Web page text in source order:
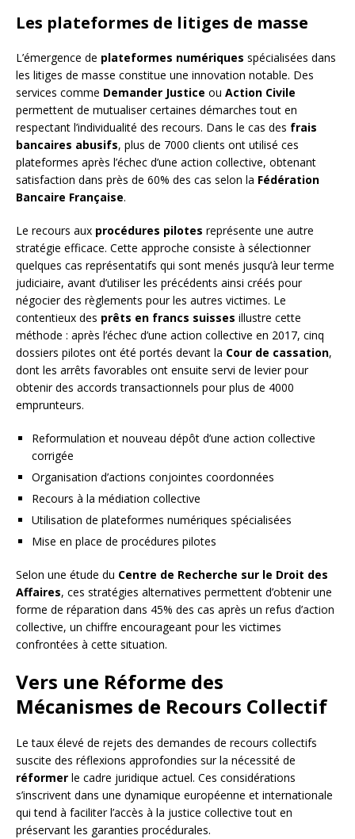
Les plateformes de litiges de masse
L’émergence de plateformes numériques spécialisées dans
les litiges de masse constitue une innovation notable. Des
services comme Demander Justice ou Action Civile
permettent de mutualiser certaines démarches tout en
respectant l’individualité des recours. Dans le cas des frais
bancaires abusifs, plus de 7000 clients ont utilisé ces
plateformes après l’échec d’une action collective, obtenant
satisfaction dans près de 60% des cas selon la Fédération
Bancaire Française.
Le recours aux procédures pilotes représente une autre
stratégie efficace. Cette approche consiste à sélectionner
quelques cas représentatifs qui sont menés jusqu’à leur terme
judiciaire, avant d’utiliser les précédents ainsi créés pour
négocier des règlements pour les autres victimes. Le
contentieux des prêts en francs suisses illustre cette
méthode : après l’échec d’une action collective en 2017, cinq
dossiers pilotes ont été portés devant la Cour de cassation,
dont les arrêts favorables ont ensuite servi de levier pour
obtenir des accords transactionnels pour plus de 4000
emprunteurs.
Reformulation et nouveau dépôt d’une action collective
corrigée
Organisation d’actions conjointes coordonnées
Recours à la médiation collective
Utilisation de plateformes numériques spécialisées
Mise en place de procédures pilotes
Selon une étude du Centre de Recherche sur le Droit des
Affaires, ces stratégies alternatives permettent d’obtenir une
forme de réparation dans 45% des cas après un refus d’action
collective, un chiffre encourageant pour les victimes
confrontées à cette situation.
Vers une Réforme des
Mécanismes de Recours Collectif
Le taux élevé de rejets des demandes de recours collectifs
suscite des réflexions approfondies sur la nécessité de
réformer le cadre juridique actuel. Ces considérations
s’inscrivent dans une dynamique européenne et internationale
qui tend à faciliter l’accès à la justice collective tout en
préservant les garanties procédurales.